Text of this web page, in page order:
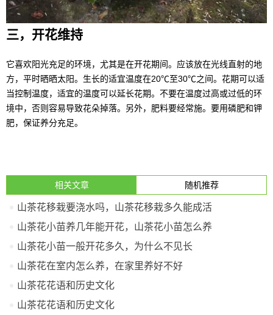
三，开花维持
它喜欢阳光充足的环境，尤其是在开花期间。应该放在光线直射的地
方，平时晒晒太阳。生长的适宜温度在20℃至30℃之间。花期可以适
当控制温度，适宜的温度可以延长花期。不要在温度过高或过低的环
境中，否则容易导致花朵掉落。另外，肥料要经常施。要用磷肥和钾
肥，保证养分充足。
相关文章 随机推荐
山茶花移栽要浇水吗，山茶花移栽多久能成活
山茶花小苗养几年能开花，山茶花小苗怎么养
山茶花小苗一般开花多久，为什么不见长
山茶花在室内怎么养，在家里养好不好
山茶花花语和历史文化
山茶花花语和历史文化